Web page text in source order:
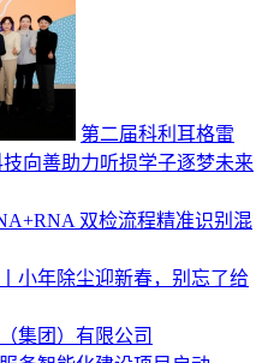
第二届科利耳格雷
向善助力听损学子逐梦未来
双检流程精准识别混
小年除尘迎新春，别忘了给
集团）有限公司